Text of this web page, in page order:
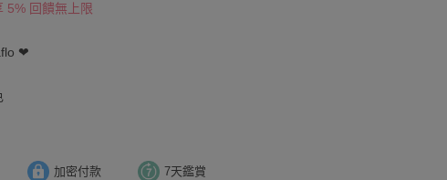
5% 回饋無上限
❤
加密付款 7天鑑賞